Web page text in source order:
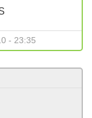
- 23:35